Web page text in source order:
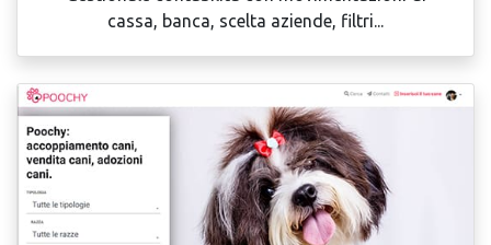
cassa, banca, scelta aziende, filtri...